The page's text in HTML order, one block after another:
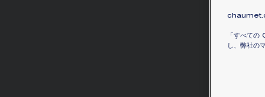
「すべて
し、弊社の